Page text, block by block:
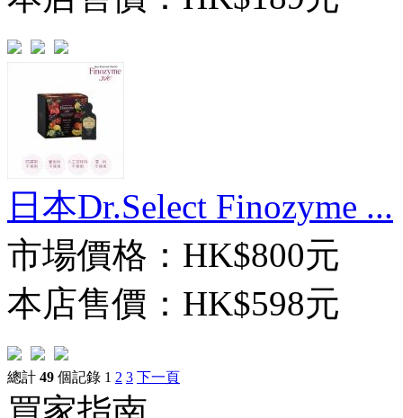
日本Dr.Select Finozyme ...
市場價格： HK$800元
本店售價： HK$598元
總計 49 個記錄 1 2 3 下一頁